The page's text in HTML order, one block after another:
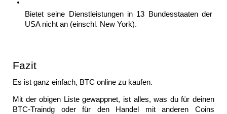
Bietet seine Dienstleistungen in 13 Bundesstaaten der
USA nicht an (einschl. New York).
Fazit
Es ist ganz einfach, BTC online zu kaufen.
Mit der obigen Liste gewappnet, ist alles, was du für deinen
BTC-Traindg oder für den Handel mit anderen Coins